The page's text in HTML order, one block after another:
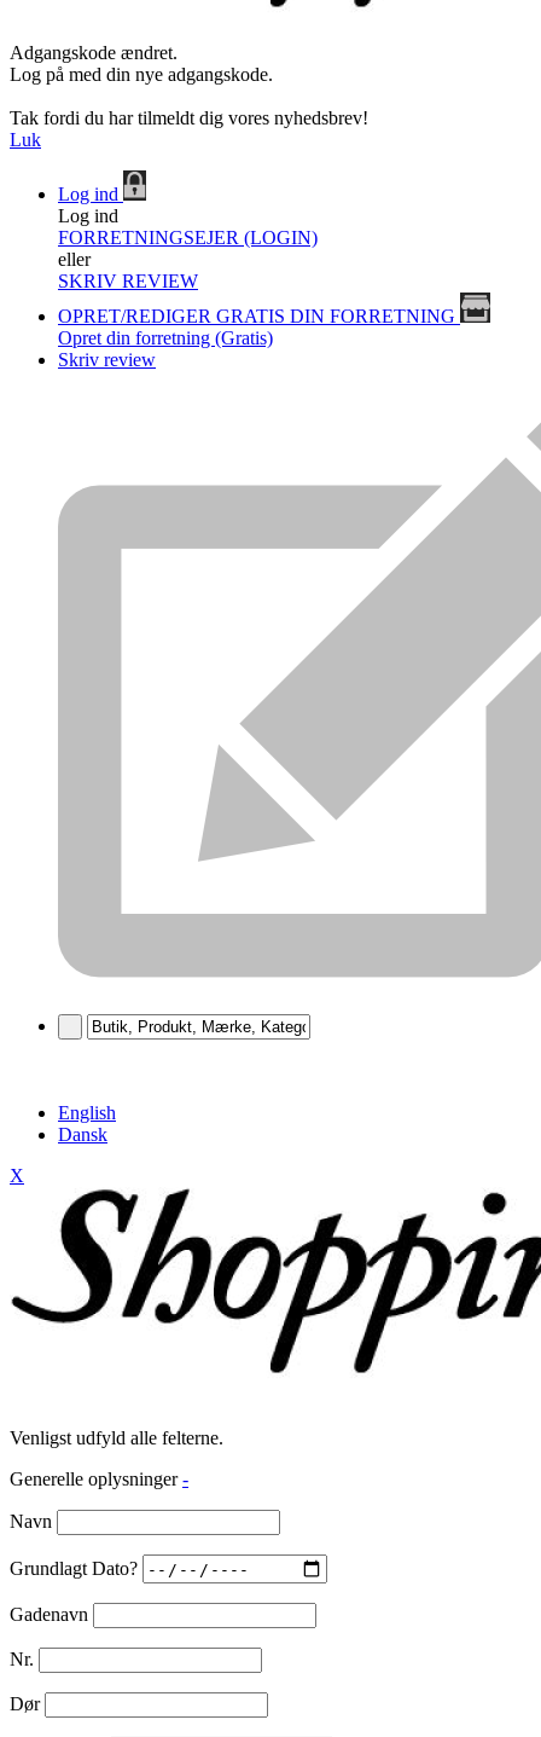
Adgangskode ændret.
Log på med din nye adgangskode.
Tak fordi du har tilmeldt dig vores nyhedsbrev!
Luk
Log ind
Log ind
FORRETNINGSEJER (LOGIN)
eller
SKRIV REVIEW
OPRET/REDIGER GRATIS DIN FORRETNING
Opret din forretning (Gratis)
Skriv review
English
Dansk
X
Venligst udfyld alle felterne.
Generelle oplysninger -
Navn
Grundlagt Dato?
Gadenavn
Nr.
Dør